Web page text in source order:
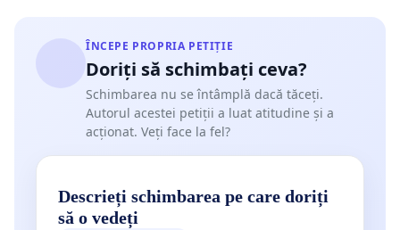
ÎNCEPE PROPRIA PETIȚIE
Doriți să schimbați ceva?
Schimbarea nu se întâmplă dacă tăceți.
Autorul acestei petiții a luat atitudine și a
acționat. Veți face la fel?
Descrieți schimbarea pe care doriți
să o vedeți